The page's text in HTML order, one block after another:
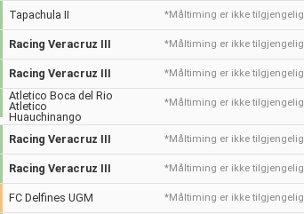
Tapachula II *Måltiming er ikke tilgjengelig
Racing Veracruz III *Måltiming er ikke tilgjengelig
Racing Veracruz III *Måltiming er ikke tilgjengelig
Atletico Boca del Rio
Atletico
Huauchinango
*Måltiming er ikke tilgjengelig
Racing Veracruz III *Måltiming er ikke tilgjengelig
Racing Veracruz III *Måltiming er ikke tilgjengelig
FC Delfines UGM *Måltiming er ikke tilgjengelig